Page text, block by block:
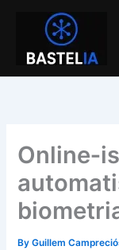
Bastelia
ByGuillem